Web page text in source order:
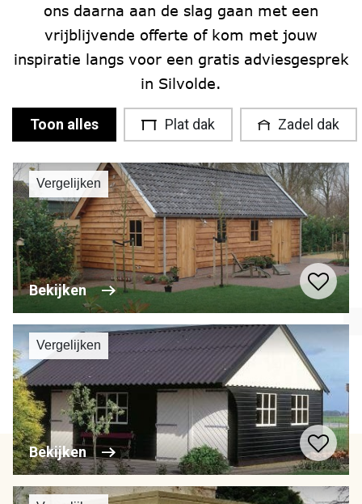
ons daarna aan de slag gaan met een
vrijblijvende offerte of kom met jouw
inspiratie langs voor een gratis adviesgesprek
in Silvolde.
Toon alles Plat dak Zadel dak
Vergelijken
Bekijken
Vergelijken
Bekijken